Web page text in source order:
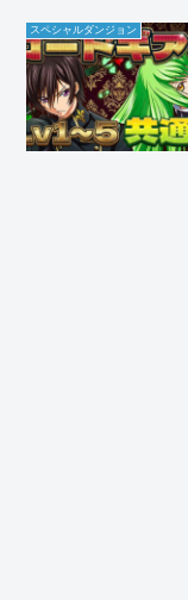
スペシャルダンジョン